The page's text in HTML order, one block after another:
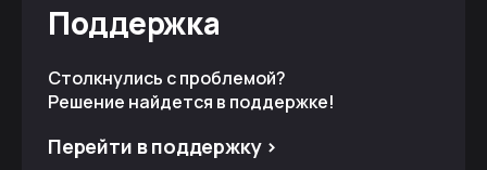
Поддержка
Столкнулись с проблемой?
Решение найдется в поддержке!
Перейти в поддержку >